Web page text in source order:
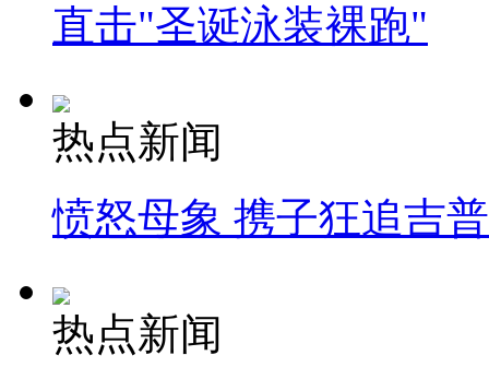
直击"圣诞泳装裸跑"
热点新闻
愤怒母象 携子狂追吉
热点新闻